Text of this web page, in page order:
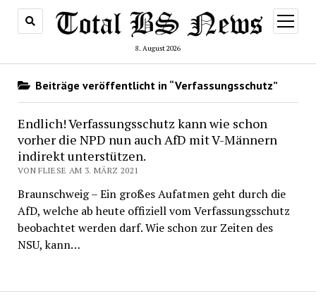
8. August 2026
Menü
öffnen
Beiträge veröffentlicht in “Verfassungsschutz”
Endlich! Verfassungsschutz kann wie schon
vorher die NPD nun auch AfD mit V-Männern
indirekt unterstützen.
VON FLIESE AM 3. MÄRZ 2021
Braunschweig – Ein großes Aufatmen geht durch die
AfD, welche ab heute offiziell vom Verfassungsschutz
beobachtet werden darf. Wie schon zur Zeiten des
NSU, kann…